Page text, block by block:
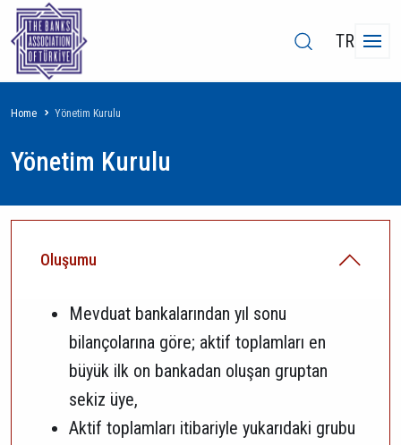
TR
Breadcrumb
Home Yönetim Kurulu
Yönetim Kurulu
Oluşumu
Mevduat bankalarından yıl sonu
bilançolarına göre; aktif toplamları en
büyük ilk on bankadan oluşan gruptan
sekiz üye,
Aktif toplamları itibariyle yukarıdaki grubu